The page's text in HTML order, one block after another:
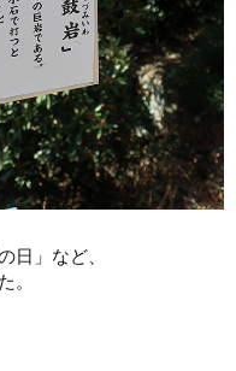
日」など、
。